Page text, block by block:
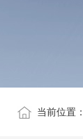
当前位置：